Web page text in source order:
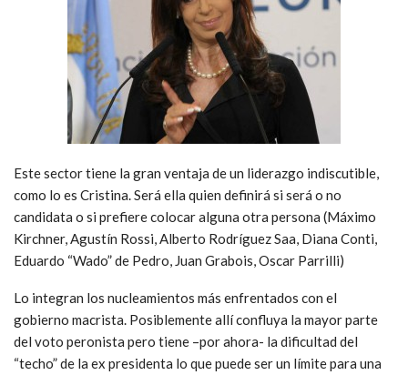
Este sector tiene la gran ventaja de un liderazgo indiscutible,
como lo es Cristina. Será ella quien definirá si será o no
candidata o si prefiere colocar alguna otra persona (Máximo
Kirchner, Agustín Rossi, Alberto Rodríguez Saa, Diana Conti,
Eduardo “Wado” de Pedro, Juan Grabois, Oscar Parrilli)
Lo integran los nucleamientos más enfrentados con el
gobierno macrista. Posiblemente allí confluya la mayor parte
del voto peronista pero tiene –por ahora- la dificultad del
“techo” de la ex presidenta lo que puede ser un límite para una